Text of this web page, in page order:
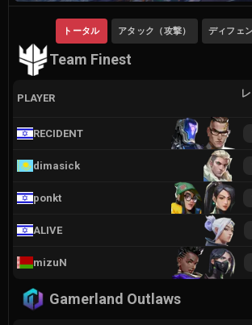
Team Finest
トータル アタック（攻撃） ディフェ
PLAYER
RECIDENT
dimasick
ponkt
ALIVE
mizuN
Gamerland Outlaws